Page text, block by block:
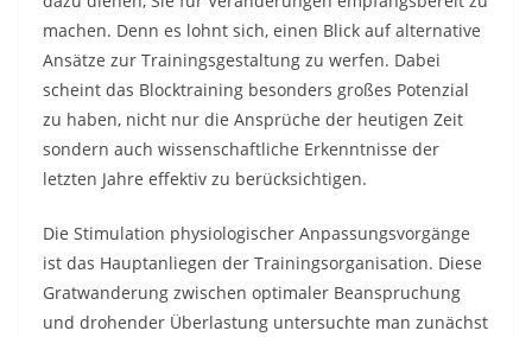
machen. Denn es lohnt sich, einen Blick auf alternative
Ansätze zur Trainingsgestaltung zu werfen. Dabei
scheint das Blocktraining besonders großes Potenzial
zu haben, nicht nur die Ansprüche der heutigen Zeit
sondern auch wissenschaftliche Erkenntnisse der
letzten Jahre effektiv zu berücksichtigen.
Die Stimulation physiologischer Anpassungsvorgänge
ist das Hauptanliegen der Trainingsorganisation. Diese
Gratwanderung zwischen optimaler Beanspruchung
und drohender Überlastung untersuchte man zunächst